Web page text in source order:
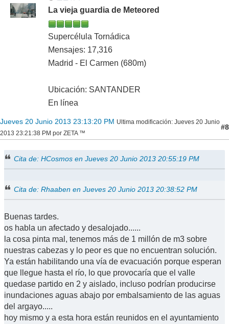
La vieja guardia de Meteored
Supercélula Tornádica
Mensajes: 17,316
Madrid - El Carmen (680m)
Ubicación: SANTANDER
En línea
Jueves 20 Junio 2013 23:13:20 PM Ultima modificación: Jueves 20 Junio
2013 23:21:38 PM por ZETA ™
#8
Cita de: HCosmos en Jueves 20 Junio 2013 20:55:19 PM
Cita de: Rhaaben en Jueves 20 Junio 2013 20:38:52 PM
Buenas tardes.
os habla un afectado y desalojado......
la cosa pinta mal, tenemos más de 1 millón de m3 sobre
nuestras cabezas y lo peor es que no encuentran solución.
Ya están habilitando una vía de evacuación porque esperan
que llegue hasta el río, lo que provocaría que el valle
quedase partido en 2 y aislado, incluso podrían producirse
inundaciones aguas abajo por embalsamiento de las aguas
del argayo.....
hoy mismo y a esta hora están reunidos en el ayuntamiento